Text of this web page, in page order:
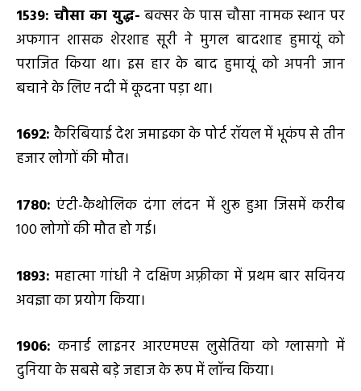
1539: चौसा का युद्ध- बक्सर के पास चौसा नामक स्थान पर
अफगान शासक शेरशाह सूरी ने मुगल बादशाह हुमायूं को
पराजित किया था। इस हार के बाद हुमायूं को अपनी जान
बचाने के लिए नदी में कूदना पड़ा था।
1692: कैरिबियाई देश जमाइका के पोर्ट रॉयल में भूकंप से तीन
हजार लोगों की मौत।
1780: एंटी-कैथोलिक दंगा लंदन में शुरू हुआ जिसमें करीब
100 लोगों की मौत हो गई।
1893: महात्मा गांधी ने दक्षिण अफ़्रीका में प्रथम बार सविनय
अवज्ञा का प्रयोग किया।
1906: कनार्ड लाइनर आरएमएस लुसेतिया को ग्लासगो में
दुनिया के सबसे बड़े जहाज के रूप में लॉन्च किया।